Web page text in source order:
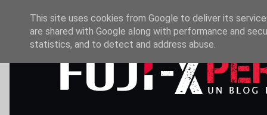
This site uses cookies from Google to deliver its
are shared with Google along with performance and
statistics, and to detect and address abuse.